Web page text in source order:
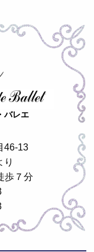
バレエ
46-13
り
歩７分